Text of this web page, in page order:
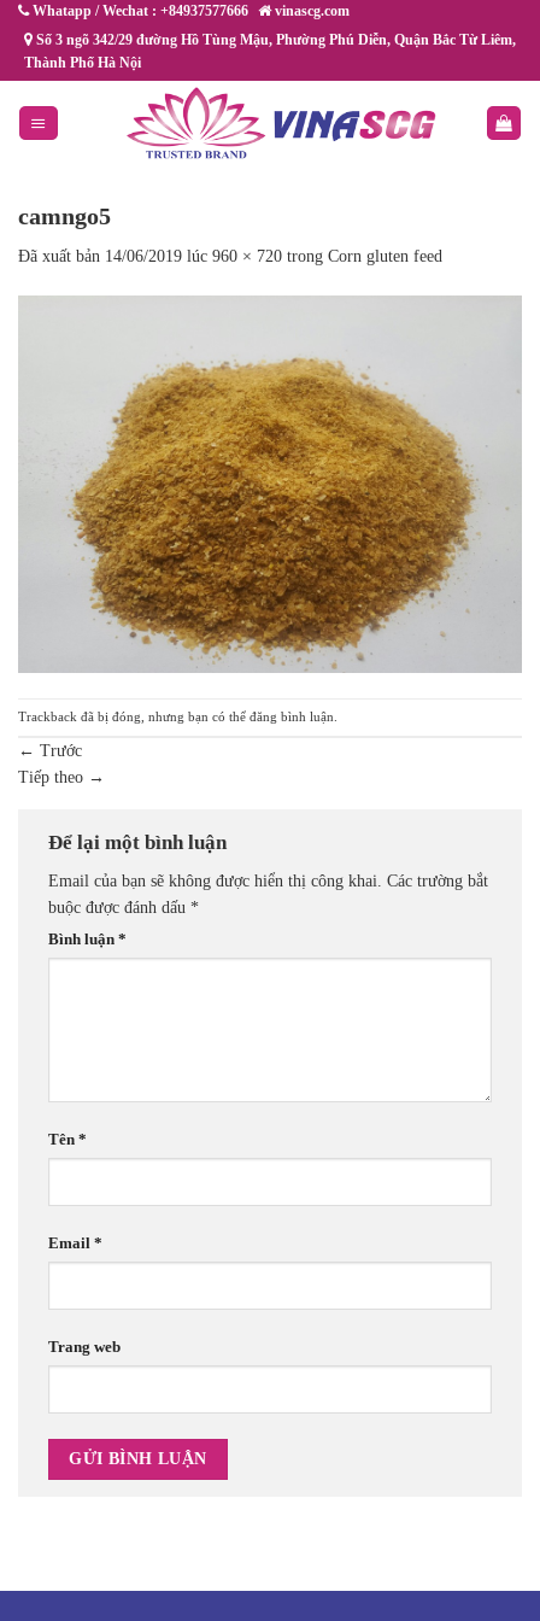
ChuyểnWhatapp / Wechat : +84937577666
vinascg.com
Số 3 ngõ 342/29 đường Hồ Tùng Mậu, Phường Phú Diễn, Quận Bắc Từ Liêm,
Thành Phố Hà Nội
camngo5
Đã xuất bản 14/06/2019 lúc 960 × 720 trong Corn gluten feed
Trackback đã bị đóng, nhưng bạn có thể đăng bình luận
← Trước
Tiếp theo →
Để lại một bình luận
Email của bạn sẽ không được hiển thị công khai. Các trường bắt
buộc được đánh dấu *
Bình luận *
Tên *
Email *
Trang web